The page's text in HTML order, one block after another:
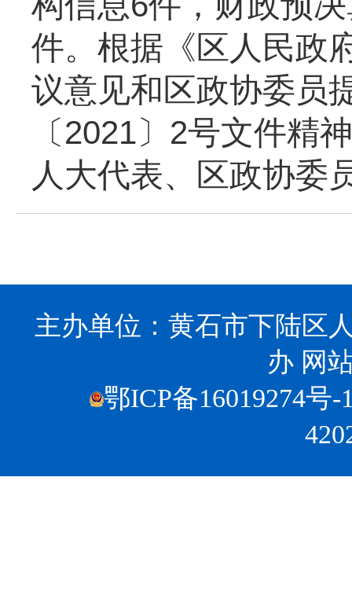
件。 根据《区人民政
议意见和区政协委员
〔 2021〕 2号文件精
人大代表、区政协委
主办单位：黄石市下陆区
办 网
鄂ICP备16019274号-